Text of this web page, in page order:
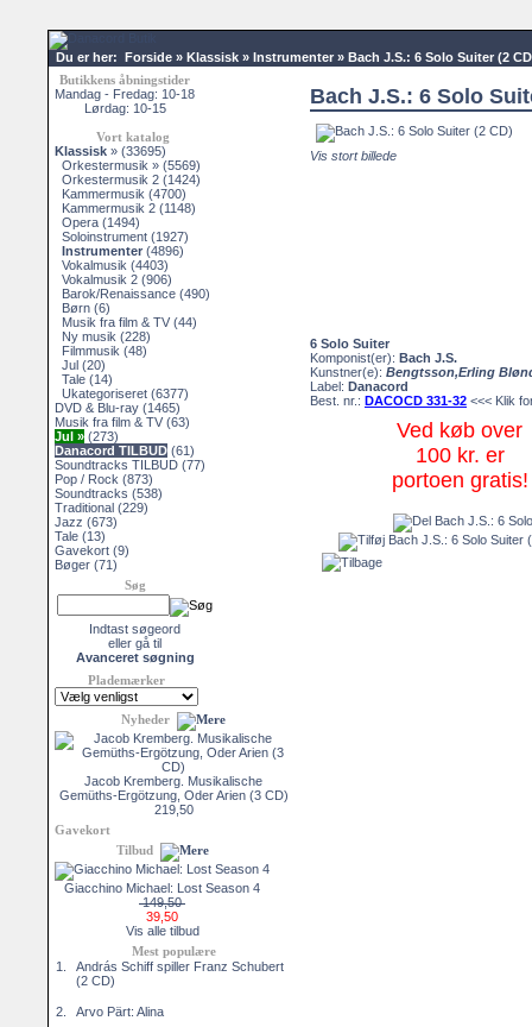
Du er her: Forside » Klassisk » Instrumenter » Bach J.S.: 6 Solo Suiter (2
Butikkens åbningstider
Mandag - Fredag: 10-18
Lørdag: 10-15
Vort katalog
Klassisk » (33695)
Orkestermusik » (5569)
Orkestermusik 2 (1424)
Kammermusik (4700)
Kammermusik 2 (1148)
Opera (1494)
Soloinstrument (1927)
Instrumenter (4896)
Vokalmusik (4403)
Vokalmusik 2 (906)
Barok/Renaissance (490)
Børn (6)
Musik fra film & TV (44)
Ny musik (228)
Filmmusik (48)
Jul (20)
Tale (14)
Ukategoriseret (6377)
DVD & Blu-ray (1465)
Musik fra film & TV (63)
Jul » (273)
Danacord TILBUD (61)
Soundtracks TILBUD (77)
Pop / Rock (873)
Soundtracks (538)
Traditional (229)
Jazz (673)
Tale (13)
Gavekort (9)
Bøger (71)
Søg
Indtast søgeord
eller gå til
Avanceret søgning
Plademærker
Nyheder
Jacob Kremberg. Musikalische
Gemüths-Ergötzung, Oder Arien (3 CD)
219,50
Gavekort
Tilbud
Giacchino Michael: Lost Season 4
149,50
39,50
Vis alle tilbud
Mest populære
1.
András Schiff spiller Franz Schubert
(2 CD)
2. Arvo Pärt: Alina
Bach J.S.: 6 Solo
Vis stort billede
6 Solo Suiter
Komponist(er): Bach J.S.
Kunstner(e): Bengtsson,Erling
Label: Danacord
Best. nr.: DACOCD 331-32 <<< Klik
Ved køb over
100 kr. er
portoen gratis!